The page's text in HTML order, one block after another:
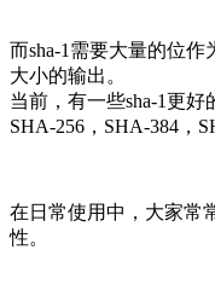
而sha-1需要大量的位
大小的输出。
当前，有一些sha-1更
SHA-256，SHA-384，
在日常使用中，大家常
性。